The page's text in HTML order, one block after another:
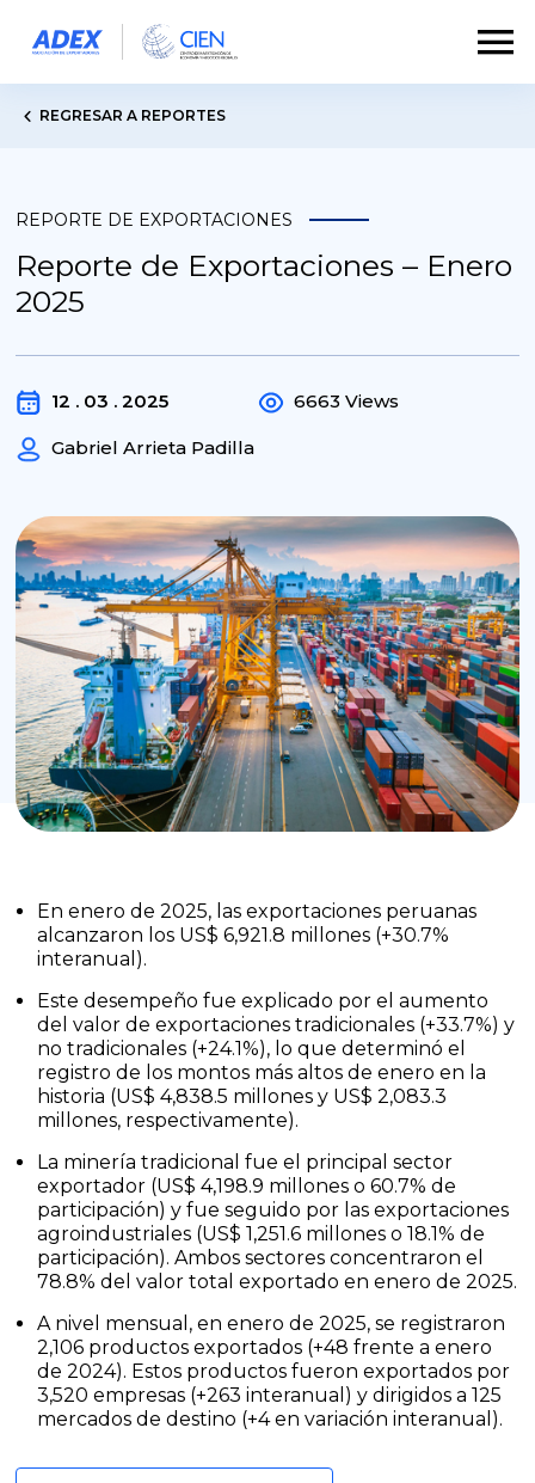
REGRESAR A REPORTES
REPORTE DE EXPORTACIONES
Reporte de Exportaciones – Enero
2025
12 . 03 . 2025
Gabriel Arrieta Padilla
6663 Views
En enero de 2025, las exportaciones peruanas
alcanzaron los US$ 6,921.8 millones (+30.7%
interanual).
Este desempeño fue explicado por el aumento
del valor de exportaciones tradicionales (+33.7%) y
no tradicionales (+24.1%), lo que determinó el
registro de los montos más altos de enero en la
historia (US$ 4,838.5 millones y US$ 2,083.3
millones, respectivamente).
La minería tradicional fue el principal sector
exportador (US$ 4,198.9 millones o 60.7% de
participación) y fue seguido por las exportaciones
agroindustriales (US$ 1,251.6 millones o 18.1% de
participación). Ambos sectores concentraron el
78.8% del valor total exportado en enero de 2025.
A nivel mensual, en enero de 2025, se registraron
2,106 productos exportados (+48 frente a enero
de 2024). Estos productos fueron exportados por
3,520 empresas (+263 interanual) y dirigidos a 125
mercados de destino (+4 en variación interanual).